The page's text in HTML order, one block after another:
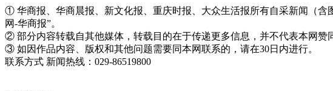
① 华商报、华商晨报、新文化报、重庆时报、大众生活报所有自采新闻（
网-华商报”。
② 部分内容转载自其他媒体，转载目的在于传递更多信息，并不代表本网赞
③ 如因作品内容、版权和其他问题需要同本网联系的，请在30日内进行。
联系方式 新闻热线：029-86519800